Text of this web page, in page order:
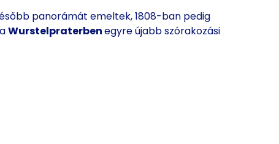
panorámát emeltek, 1808-ban pedig
Wurstelpraterbenegyre újabb szórakozási